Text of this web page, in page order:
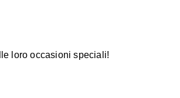
loro occasioni speciali!